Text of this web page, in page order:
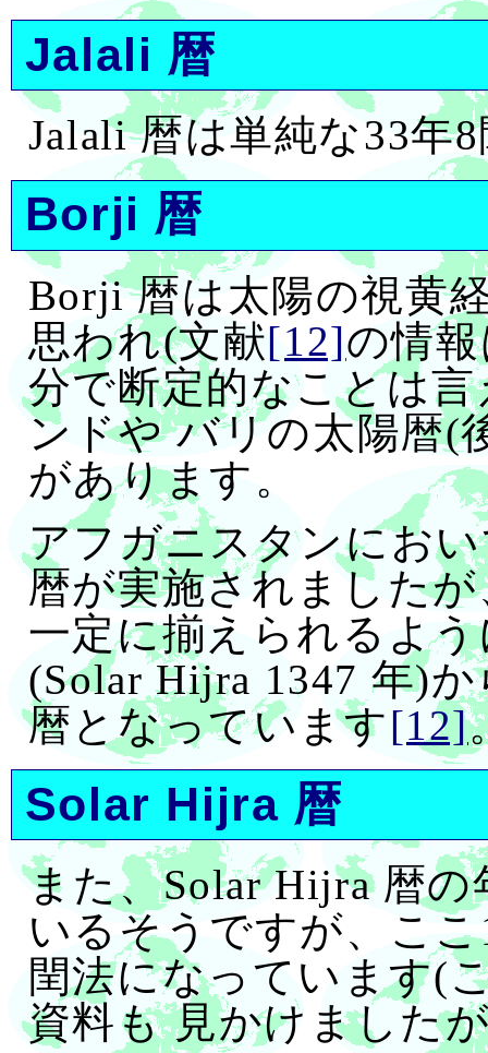
Jalali 暦
Jalali 暦は単純な33年
Borji 暦
Borji 暦は太陽の視黄
思われ(文献[12]の情
分で断定的なことは
ンドや バリの太陽暦(
があります。
アフガニスタンにお
暦が実施されました
一定に揃えられるよ
(Solar Hijra 1347 年)
暦となっています[12]
Solar Hijra 暦
また、Solar Hijra 暦
いるそうですが、こ
閏法になっています(
資料も 見かけました